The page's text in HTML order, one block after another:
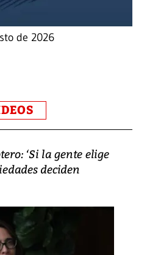
de 2026
‘Si la gente elige
deciden